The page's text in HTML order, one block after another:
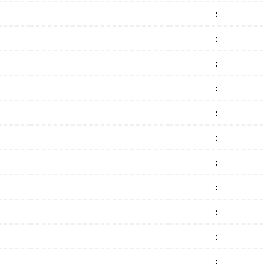
:
:
:
:
:
:
:
:
:
:
: